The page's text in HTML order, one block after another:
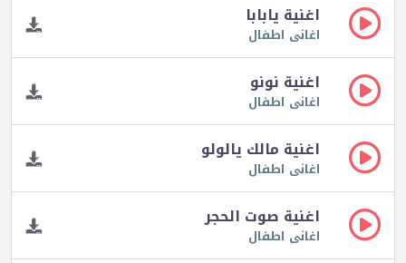
اغنية يابابا
اغانى اطفال
اغنية نونو
اغانى اطفال
اغنية مالك يالولو
اغانى اطفال
اغنية صوت الحجر
اغانى اطفال